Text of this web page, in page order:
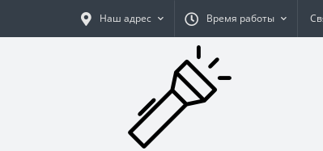
Наш адрес Время работы